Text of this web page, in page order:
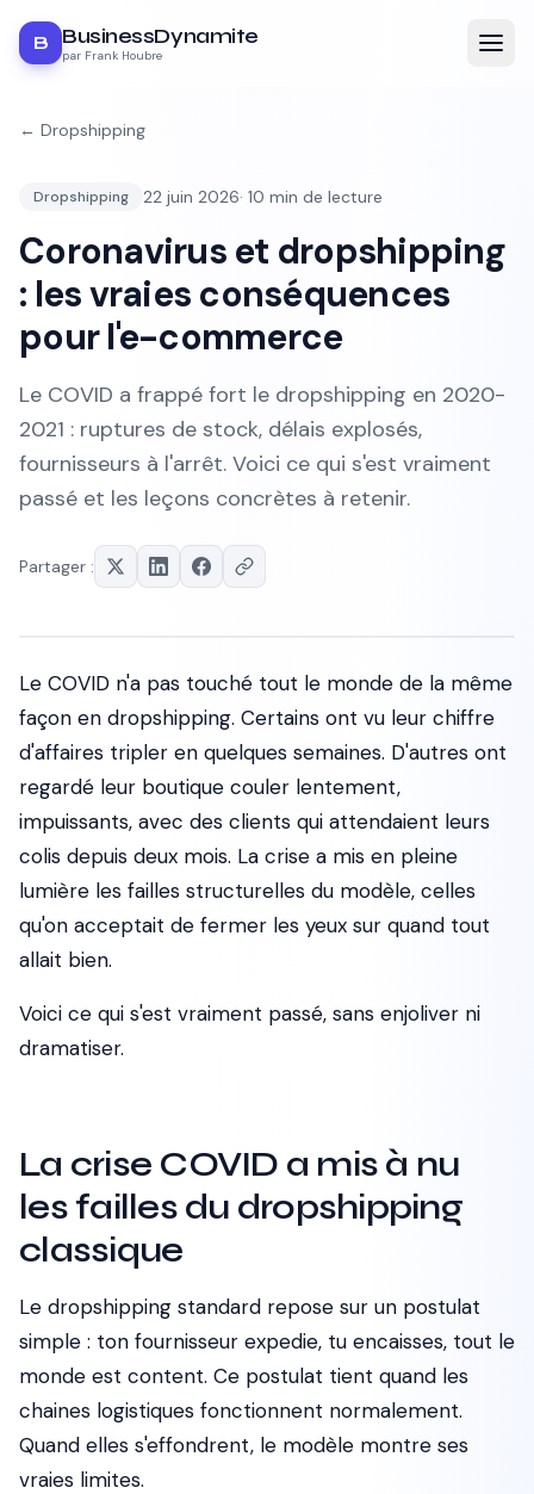
B BusinessDynamite
par Frank Houbre
← Dropshipping
Dropshipping 22 juin 2026· 10 min de lecture
Coronavirus et dropshipping
: les vraies conséquences
pour l'e-commerce
Le COVID a frappé fort le dropshipping en 2020-
2021 : ruptures de stock, délais explosés,
fournisseurs à l'arrêt. Voici ce qui s'est vraiment
passé et les leçons concrètes à retenir.
Partager :
Le COVID n'a pas touché tout le monde de la même
façon en dropshipping. Certains ont vu leur chiffre
d'affaires tripler en quelques semaines. D'autres ont
regardé leur boutique couler lentement,
impuissants, avec des clients qui attendaient leurs
colis depuis deux mois. La crise a mis en pleine
lumière les failles structurelles du modèle, celles
qu'on acceptait de fermer les yeux sur quand tout
allait bien.
Voici ce qui s'est vraiment passé, sans enjoliver ni
dramatiser.
La crise COVID a mis à nu
les failles du dropshipping
classique
Le dropshipping standard repose sur un postulat
simple : ton fournisseur expedie, tu encaisses, tout le
monde est content. Ce postulat tient quand les
chaines logistiques fonctionnent normalement.
Quand elles s'effondrent, le modèle montre ses
vraies limites.